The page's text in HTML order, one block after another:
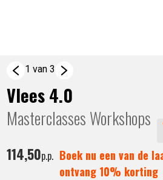
1 van 3
Vlees 4.0
Masterclasses Workshops
114,50p.p. Boek nu een van de
ontvang 10% korting